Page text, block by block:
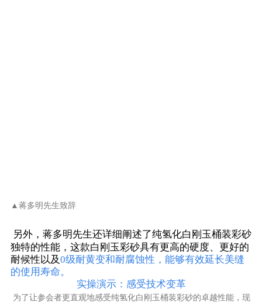
▲蒋多明先生致辞
另外， 蒋多明先生还详细阐述了纯氢化白刚玉桶装彩砂
独特的性能，这款白刚玉彩砂具有更高的硬度、更好的
耐候性以及0级耐黄变和耐腐蚀性，能够有效延长美缝
的使用寿命。
实操演示：感受技术变革
为了让参会者更直观地感受纯氢化白刚玉桶装彩砂的卓越性能，现